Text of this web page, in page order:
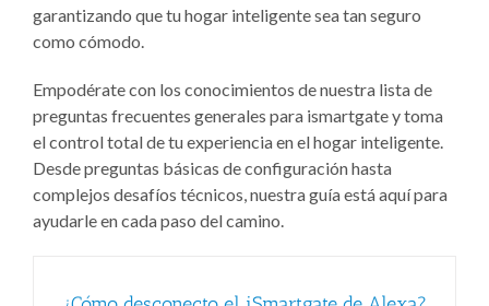
garantizando que tu hogar inteligente sea tan seguro
como cómodo.
Empodérate con los conocimientos de nuestra lista de
preguntas frecuentes generales para ismartgate y toma
el control total de tu experiencia en el hogar inteligente.
Desde preguntas básicas de configuración hasta
complejos desafíos técnicos, nuestra guía está aquí para
ayudarle en cada paso del camino.